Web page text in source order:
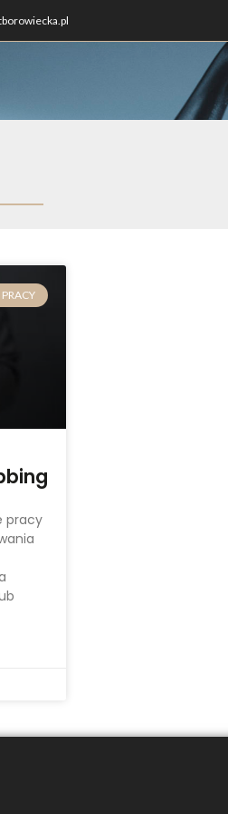
pracy